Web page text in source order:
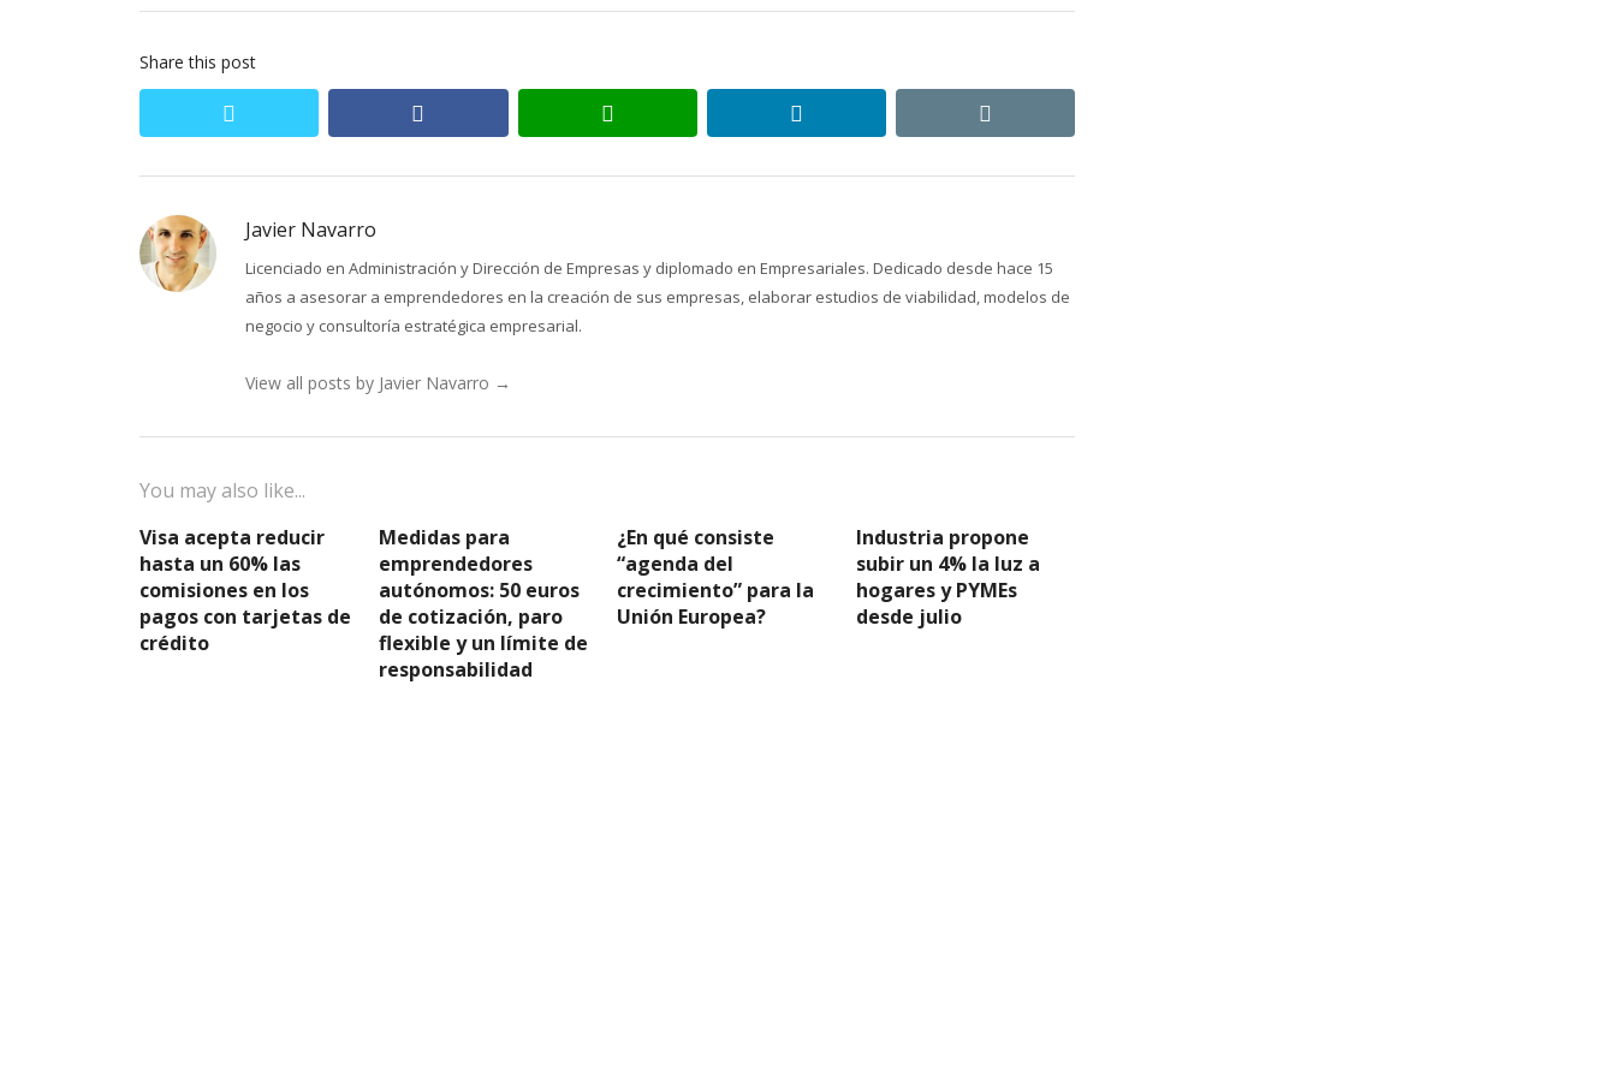
Share this post
whatsapp linkedin
Javier Navarro
Licenciado en Administración y Dirección de Empresas y diplomado en Empresariales. Dedicado desde hace 15
años a asesorar a emprendedores en la creación de sus empresas, elaborar estudios de viabilidad, modelos de
negocio y consultoría estratégica empresarial.
View all posts by Javier Navarro →
You may also like...
Visa acepta reducir
hasta un 60% las
comisiones en los
pagos con tarjetas de
crédito
Medidas para
emprendedores
autónomos: 50 euros
de cotización, paro
flexible y un límite de
responsabilidad
¿En qué consiste
“agenda del
crecimiento” para la
Unión Europea?
Industria propone
subir un 4% la luz a
hogares y PYMEs
desde julio